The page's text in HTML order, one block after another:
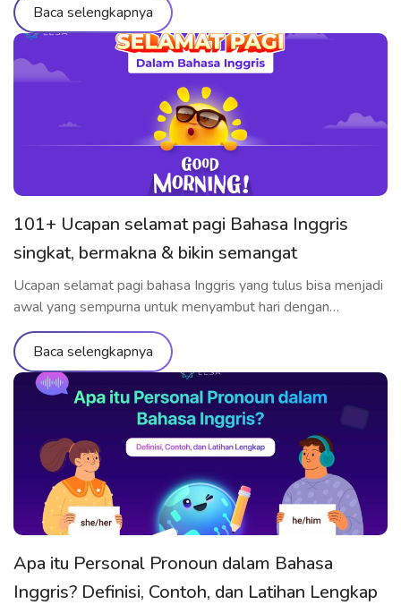
Dalam artikel ini, ELSA Speak akan membantu kamu
memahami cara penggunaan, arti, serta pelafalan warna-
warna dalam Bahasa Inggris secara tepat dengan dukungan
teknologi kecerdasan buatan eksklusif. Apa bahasa Inggris
dari warna? Saat kamu […]
Baca selengkapnya
101+ Ucapan selamat pagi Bahasa Inggris
singkat, bermakna & bikin semangat
Ucapan selamat pagi bahasa Inggris yang tulus bisa menjadi
awal yang sempurna untuk menyambut hari dengan
semangat. Sedang mencari ucapan selamat pagi dalam
bahasa Inggris yang lebih bervariasi dan bermakna? Mulai
dari ucapan selamat pagi bahasa Inggris singkat, gaul, hingga
ucapan manis untuk orang spesial – semuanya akan kamu
temukan di artikel ini. Tak hanya […]
Baca selengkapnya
Apa itu Personal Pronoun dalam Bahasa
Inggris? Definisi, Contoh, dan Latihan Lengkap